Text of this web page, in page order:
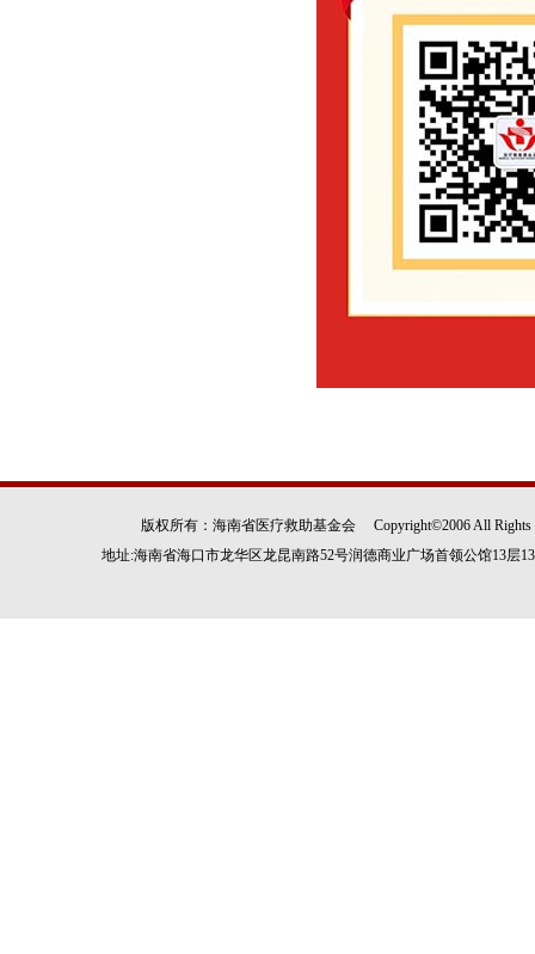
版权所有：海南省医疗救助基金会 Copyright©2006 All
地址:海南省海口市龙华区龙昆南路52号润德商业广场首领公馆13层